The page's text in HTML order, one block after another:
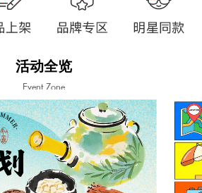
活动全览
Event Zone